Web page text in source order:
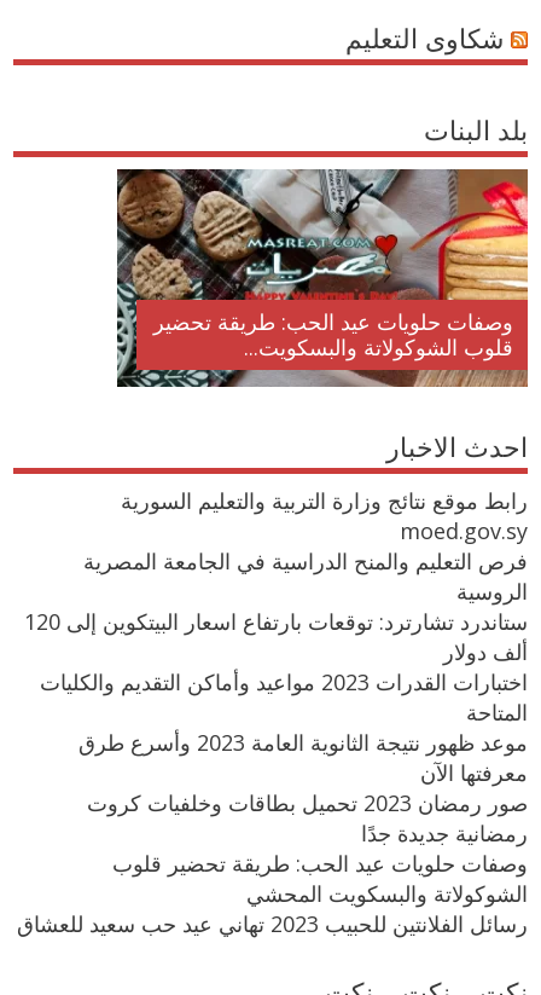
شكاوى التعليم
بلد البنات
وصفات حلويات عيد الحب: طريقة تحضير
قلوب الشوكولاتة والبسكويت...
احدث الاخبار
رابط موقع نتائج وزارة التربية والتعليم السورية
moed.gov.sy
فرص التعليم والمنح الدراسية في الجامعة المصرية
الروسية
ستاندرد تشارترد: توقعات بارتفاع اسعار البيتكوين إلى 120
ألف دولار
اختبارات القدرات 2023 مواعيد وأماكن التقديم والكليات
المتاحة
موعد ظهور نتيجة الثانوية العامة 2023 وأسرع طرق
معرفتها الآن
صور رمضان 2023 تحميل بطاقات وخلفيات كروت
رمضانية جديدة جدًا
وصفات حلويات عيد الحب: طريقة تحضير قلوب
الشوكولاتة والبسكويت المحشي
رسائل الفلانتين للحبيب 2023 تهاني عيد حب سعيد للعشاق